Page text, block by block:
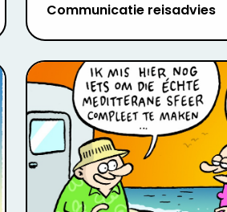
Communicatie reisadvies